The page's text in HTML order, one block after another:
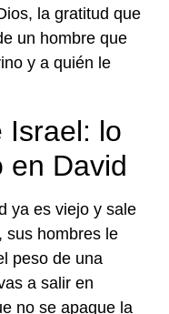
la gratitud que
un hombre que
y a quién le
Israel: lo
en David
ya es viejo y sale
sus hombres le
peso de una
a salir en
no se apague la